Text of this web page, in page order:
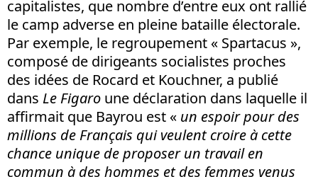
capitalistes, que nombre d’entre eux ont rallié
le camp adverse en pleine bataille électorale.
Par exemple, le regroupement « Spartacus »,
composé de dirigeants socialistes proches
des idées de Rocard et Kouchner, a publié
dans Le Figaro une déclaration dans laquelle il
affirmait que Bayrou est « un espoir pour des
millions de Français qui veulent croire à cette
chance unique de proposer un travail en
commun à des hommes et des femmes venus